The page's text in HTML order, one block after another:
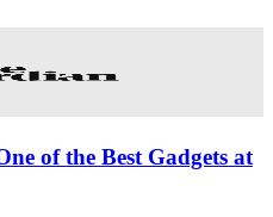
of the Best Gadgets at